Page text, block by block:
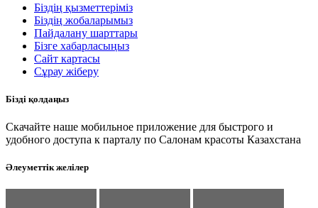
Біздің қызметтеріміз
Біздің жобаларымыз
Пайдалану шарттары
Бізге хабарласыңыз
Сайт картасы
Сұрау жіберу
Бізді қолдаңыз
Скачайте наше мобильное приложение для быстрого и
удобного доступа к парталу по Салонам красоты Казахстана
Әлеуметтік желілер